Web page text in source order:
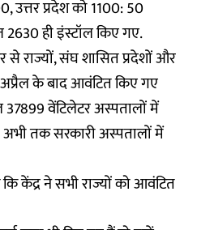
उत्तर प्रदेश को 1100: 50
ही इंस्टॉल किए गए.
राज्यों, संघ शासित प्रदेशों और
अप्रैल के बाद आवंटित किए गए
वेंटिलेटर अस्पतालों में
तक सरकारी अस्पतालों में
केंद्र ने सभी राज्यों को आवंटित